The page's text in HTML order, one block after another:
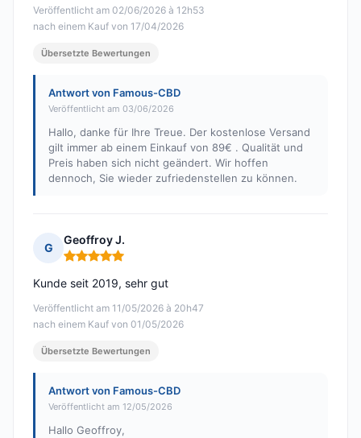
Veröffentlicht am 02/06/2026 à 12h53
nach einem Kauf von 17/04/2026
Übersetzte Bewertungen
Antwort von Famous-CBD
Veröffentlicht am 03/06/2026
Hallo, danke für Ihre Treue. Der kostenlose Versand
gilt immer ab einem Einkauf von 89€ . Qualität und
Preis haben sich nicht geändert. Wir hoffen
dennoch, Sie wieder zufriedenstellen zu können.
G
Geoffroy J.
Hinweis: 5 von 5
Veröffentlicht am 11/05/2026 à 20h47
nach einem Kauf von 01/05/2026
Kunde seit 2019, sehr gut
Übersetzte Bewertungen
Antwort von Famous-CBD
Veröffentlicht am 12/05/2026
Hallo Geoffroy,